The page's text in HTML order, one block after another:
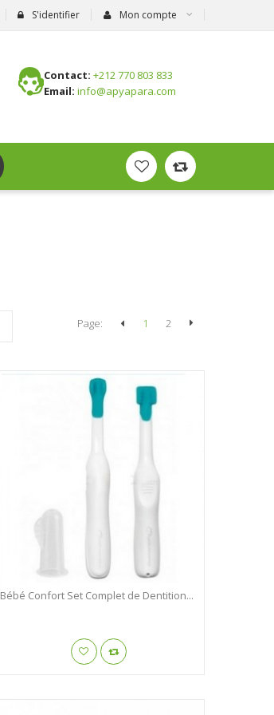
S'identifier Mon compte
Contact: +212 770 803 833
Email: info@apyapara.com
Page: 1 2
Bébé Confort Set Complet de Dentition...